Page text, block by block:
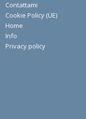
Contattami
Cookie Policy (UE)
Home
Info
Privacy policy